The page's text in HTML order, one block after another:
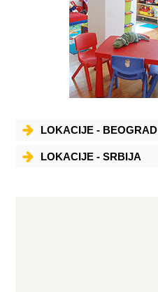
LOKACIJE - BEOGRAD
LOKACIJE - SRBIJA